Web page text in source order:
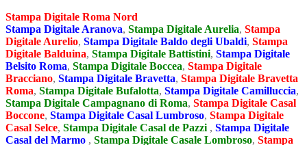
Stampa Digitale Roma Nord
Stampa Digitale Aranova, Stampa Digitale Aurelia, Stampa
Digitale Aurelio, Stampa Digitale Baldo degli Ubaldi, Stampa
Digitale Balduina, Stampa Digitale Battistini, Stampa Digitale
Belsito Roma, Stampa Digitale Boccea, Stampa Digitale
Bracciano, Stampa Digitale Bravetta, Stampa Digitale Bravetta
Roma, Stampa Digitale Bufalotta, Stampa Digitale Camilluccia,
Stampa Digitale Campagnano di Roma, Stampa Digitale Casal
Boccone, Stampa Digitale Casal Lumbroso, Stampa Digitale
Casal Selce, Stampa Digitale Casal de Pazzi , Stampa Digitale
Casal del Marmo , Stampa Digitale Casale Lombroso, Stampa